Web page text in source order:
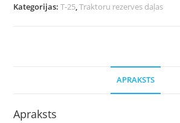
Kategorijas:T-25,Traktoru rezerves daļas
APRAKSTS
Apraksts